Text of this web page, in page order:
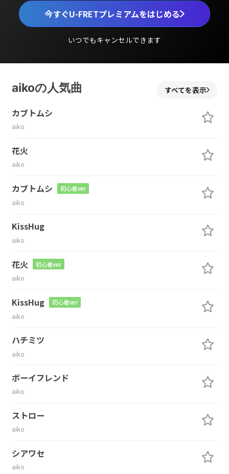
今すぐU-FRETプレミアムをはじめる
いつでもキャンセルできます
aikoの人気曲 すべてを表示
カブトムシ
aiko
花火
aiko
カブトムシ 初心者ver
aiko
KissHug
aiko
花火 初心者ver
aiko
KissHug 初心者ver
aiko
ハチミツ
aiko
ボーイフレンド
aiko
ストロー
aiko
シアワセ
aiko